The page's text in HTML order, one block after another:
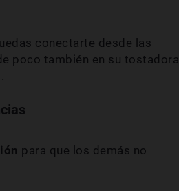
conectarte desde las
poco también en su tostadora
para que los demás no